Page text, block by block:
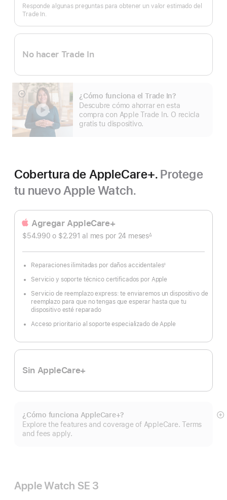
página
In.Responde algunas preguntas para obtener un valor estimado del
Trade In.
No hacer Trade In
¿Cómo funciona el Trade In?
Descubre cómo ahorrar en esta
compra con Apple Trade In. O recicla
gratis tu dispositivo.
Mostrar
más
Cobertura de AppleCare+. Protege
tu nuevo Apple Watch.
Agregar AppleCare+
$54.990 o $2.291 al mes Al
por 24 mesesmeses
pie
página
∆
Reparaciones ilimitadas por daños accidentales
Nota
pie
◊
Servicio y soporte técnico certificados por Apple
Servicio de reemplazo express: te enviaremos un dispositivo de
reemplazo para que no tengas que esperar hasta que tu
dispositivo esté reparado
Acceso prioritario al soporte especializado de Apple
Sin AppleCare+
¿Cómo funciona AppleCare+?
Explore the features and coverage of AppleCare. Terms
and fees apply.
Apple Watch SE 3